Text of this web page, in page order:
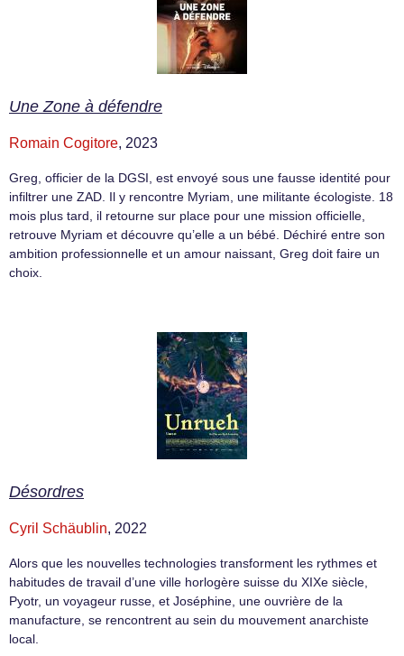
Une Zone à défendre
Romain Cogitore, 2023
Greg, officier de la DGSI, est envoyé sous une fausse identité pour
infiltrer une ZAD. Il y rencontre Myriam, une militante écologiste. 18
mois plus tard, il retourne sur place pour une mission officielle,
retrouve Myriam et découvre qu’elle a un bébé. Déchiré entre son
ambition professionnelle et un amour naissant, Greg doit faire un
choix.
Désordres
Cyril Schäublin, 2022
Alors que les nouvelles technologies transforment les rythmes et
habitudes de travail d’une ville horlogère suisse du XIXe siècle,
Pyotr, un voyageur russe, et Joséphine, une ouvrière de la
manufacture, se rencontrent au sein du mouvement anarchiste
local.